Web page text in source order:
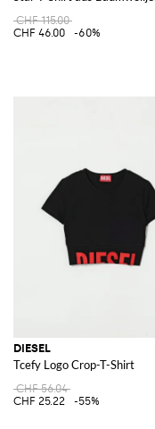
CHF 115.00
CHF 46.00
-60%
DIESEL
Tcefy Logo Crop-T-Shirt
CHF 56.04
CHF 25.22
-55%